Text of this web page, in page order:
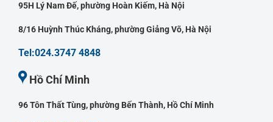
95H Lý Nam Đế, phường Hoàn Kiếm, Hà Nội
8/16 Huỳnh Thúc Kháng, phường Giảng Võ, Hà Nội
Tel:024.3747 4848
Hồ Chí Minh
96 Tôn Thất Tùng, phường Bến Thành, Hồ Chí Minh